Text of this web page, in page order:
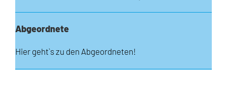
Abgeordnete
Hier geht`s zu den Abgeordneten!